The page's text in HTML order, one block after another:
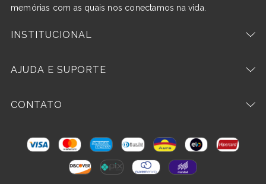
memórias com as quais nos conectamos na vida.
INSTITUCIONAL
AJUDA E SUPORTE
CONTATO